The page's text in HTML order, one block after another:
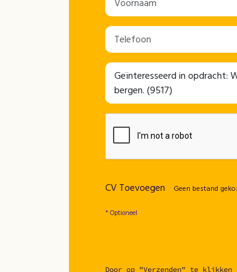
CV Toevoegen Geen bestand
* Optioneel
Door op "Verzenden" te klikken